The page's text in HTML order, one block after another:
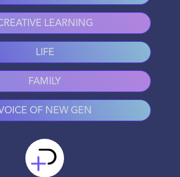
LEARNING
LIFE
FAMILY
OF NEW GEN